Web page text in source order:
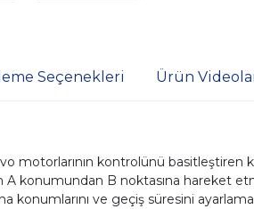
Seçenekleri Ürün
motorlarının kontrolünü basitleştiren
konumundan B noktasına hareket
konumlarını ve geçiş süresini